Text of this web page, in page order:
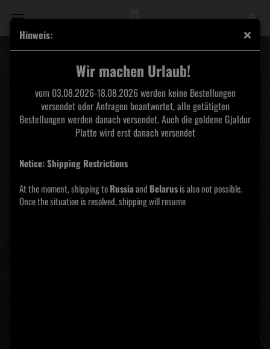
Hinweis:
Wir machen Urlaub!
vom 03.08.2026-18.08.2026 werden keine Bestellungen
versendet oder Anfragen beantwortet, alle getätigten
Bestellungen werden danach versendet. Auch die goldene Gjaldur
Platte wird erst danach versendet
Notice: Shipping Restrictions
At the moment, shipping toRussiaand Belarusis also not possible.
Once the situation is resolved, shipping will resume